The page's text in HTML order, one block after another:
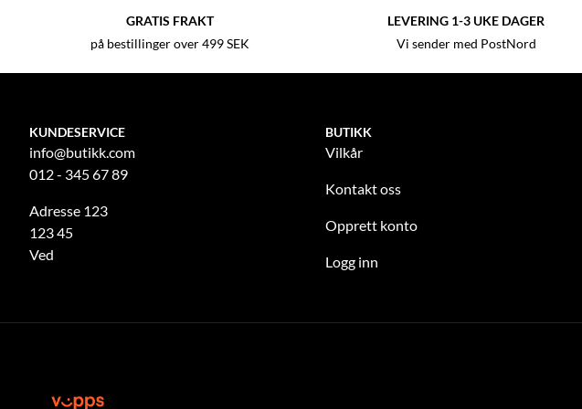
GRATIS FRAKT
på bestillinger over 499 SEK
LEVERING 1-3 UKE DAGER
Vi sender med PostNord
KUNDESERVICE
info@butikk.com
012 - 345 67 89
Adresse 123
123 45
Ved
BUTIKK
Vilkår
Kontakt oss
Opprett konto
Logg inn